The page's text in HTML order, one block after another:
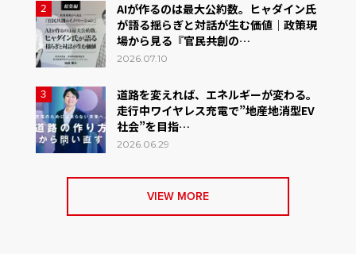
2
AIが作るのは最大公約数。ヒャダイン氏
が語る揺らぎと対話が生む価値｜政策現
場から見る『官民共創の…
2026.07.10
3
道路を変えれば、エネルギーが変わる。
走行中ワイヤレス充電で”地産地消型EV
社会”を目指…
2026.06.29
VIEW MORE